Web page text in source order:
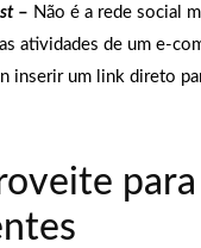
– Não é a rede social
atividades de um e-
inserir um link direto